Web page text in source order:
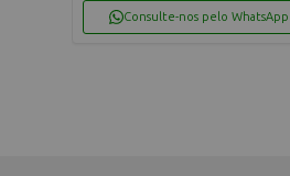
Consulte-nos pelo WhatsApp